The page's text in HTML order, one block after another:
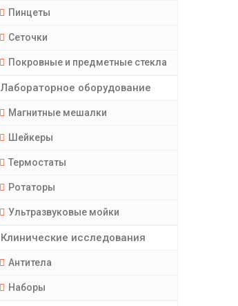
Пинцеты
Сеточки
Покровные и предметные стекла
Лабораторное оборудование
Магнитные мешалки
Шейкеры
Термостаты
Ротаторы
Ультразвуковые мойки
Клинические исследования
Антитела
Наборы